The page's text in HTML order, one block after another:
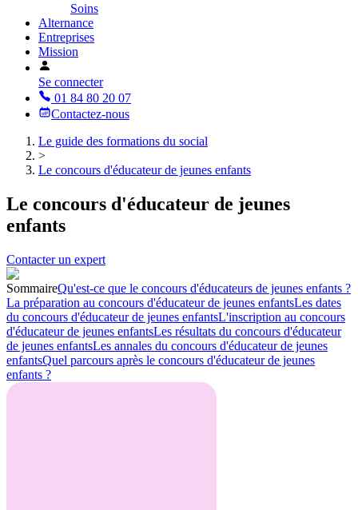
Soins
Alternance
Entreprises
Mission
Se connecter
01 84 80 20 07
Contactez-nous
Le guide des formations du social
>
Le concours d'éducateur de jeunes enfants
Le concours d'éducateur de jeunes
enfants
Contacter un expert
SommaireQu'est-ce que le concours d'éducateurs de jeunes enfants ?
La préparation au concours d'éducateur de jeunes enfantsLes dates
du concours d'éducateur de jeunes enfantsL'inscription au concours
d'éducateur de jeunes enfantsLes résultats du concours d'éducateur
de jeunes enfantsLes annales du concours d'éducateur de jeunes
enfantsQuel parcours après le concours d'éducateur de jeunes
enfants ?